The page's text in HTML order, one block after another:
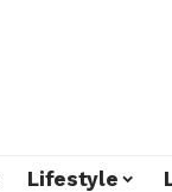
Lifestyle